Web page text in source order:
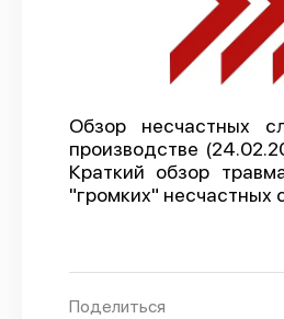
Отчеты
Предложить
API
О
Политика
Обзор несчастных
производстве
Краткий обзор
"громких" несчастных
Поделиться